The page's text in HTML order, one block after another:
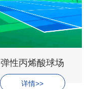
弹性丙烯酸球场
详情>>